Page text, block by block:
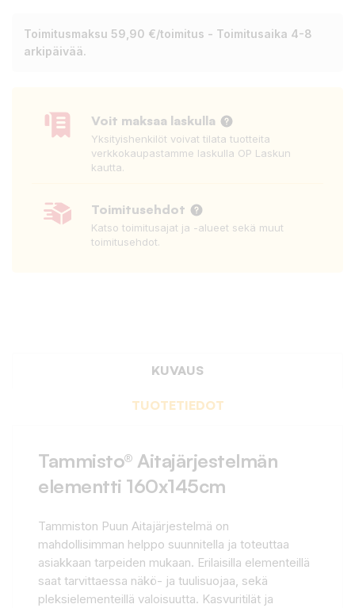
Toimitusmaksu 59,90 €/toimitus - Toimitusaika 4-8
arkipäivää.
Voit maksaa laskulla
Yksityishenkilöt voivat tilata tuotteita
verkkokaupastamme laskulla OP Laskun
kautta.
Toimitusehdot
Katso toimitusajat ja -alueet sekä muut
toimitusehdot.
KUVAUS
TUOTETIEDOT
Tammisto® Aitajärjestelmän
elementti 160x145cm
Tammiston Puun Aitajärjestelmä on
mahdollisimman helppo suunnitella ja toteuttaa
asiakkaan tarpeiden mukaan. Erilaisilla elementeillä
saat tarvittaessa näkö- ja tuulisuojaa, sekä
pleksielementeillä valoisuutta. Kasvuritilät ja